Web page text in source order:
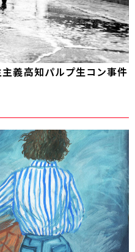
義――高知パルプ生コン事件